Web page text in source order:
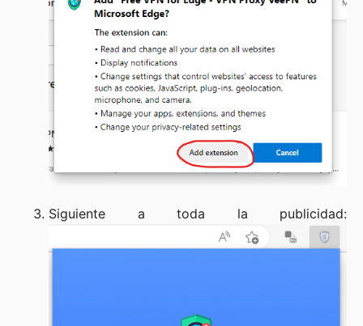
Siguiente a toda la publicidad: